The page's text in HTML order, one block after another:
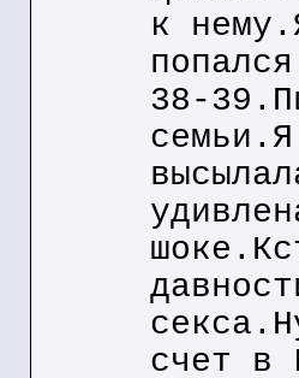
к
38-
счет в